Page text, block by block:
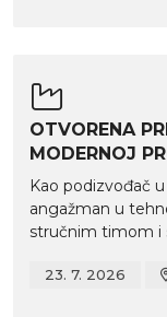
OTVORENA
MODERNOJ
Kao podizvođač
angažman u
stručnim timom i
23. 7. 2026